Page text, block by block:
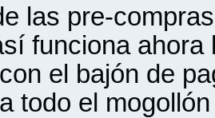
las pre-
funciona
el bajón de
todo el